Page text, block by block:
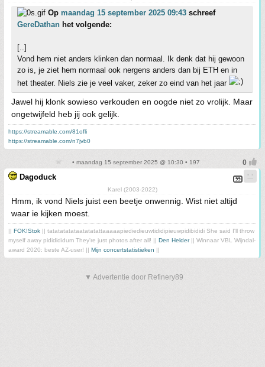
Op maandag 15 september 2025 09:43 schreef
GereDathan het volgende:
[..]
Vond hem niet anders klinken dan normaal. Ik denk dat hij gewoon
zo is, je ziet hem normaal ook nergens anders dan bij ETH en in
het theater. Niels zie je veel vaker, zeker zo eind van het jaar
Jawel hij klonk sowieso verkouden en oogde niet zo vrolijk. Maar
ongetwijfeld heb jij ook gelijk.
https://streamable.com/81ofli
https://streamable.com/n7jvb0
• maandag 15 september 2025 @ 10:30 • 197
Dagoduck
Karel (2003-2022)
Hmm, ik vond Niels juist een beetje onwennig. Wist niet altijd
waar ie kijken moest.
|| FOK!Stok || tatatatatataatatatattaaaaapiediedieuwtididipieuwpidibididi She said I'll throw
myself away pididididum They're just photos after all! || Den Helder|| Winnaar VBL Wijndal-
award 2020: beste AZ-user! || Mijn concertstatistieken ||
▼ Advertentie door Refinery89